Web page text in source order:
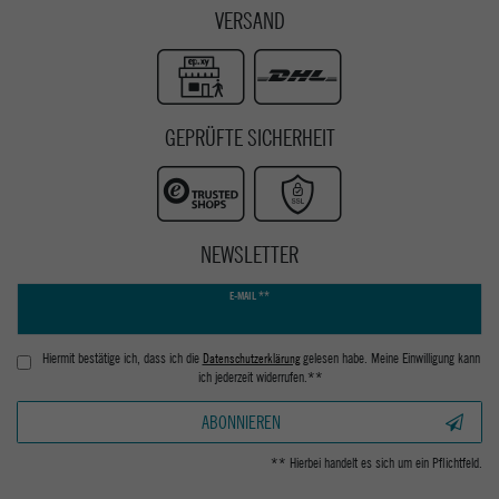
VERSAND
GEPRÜFTE SICHERHEIT
NEWSLETTER
E-MAIL **
Hiermit bestätige ich, dass ich die Daten­schutz­erklärunggelesen habe. Meine Einwilligung kann
ich jederzeit widerrufen.**
ABONNIEREN
** Hierbei handelt es sich um ein Pflichtfeld.